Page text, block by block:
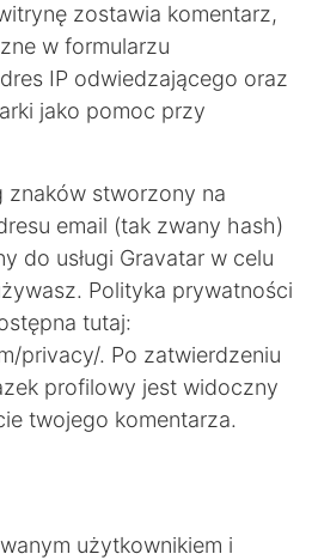
zostawia komentarz,
w formularzu
IP odwiedzającego oraz
jako pomoc przy
znaków stworzony na
email (tak zwany hash)
do usługi Gravatar w celu
Polityka prywatności
tutaj:
privacy/. Po zatwierdzeniu
profilowy jest widoczny
twojego komentarza.
użytkownikiem i